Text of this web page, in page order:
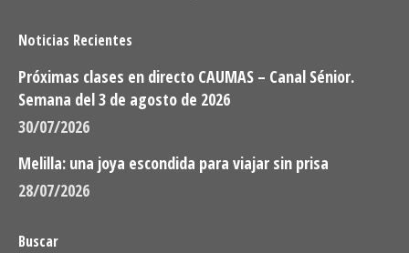
Noticias Recientes
Próximas clases en directo CAUMAS – Canal Sénior.
Semana del 3 de agosto de 2026
30/07/2026
Melilla: una joya escondida para viajar sin prisa
28/07/2026
Buscar